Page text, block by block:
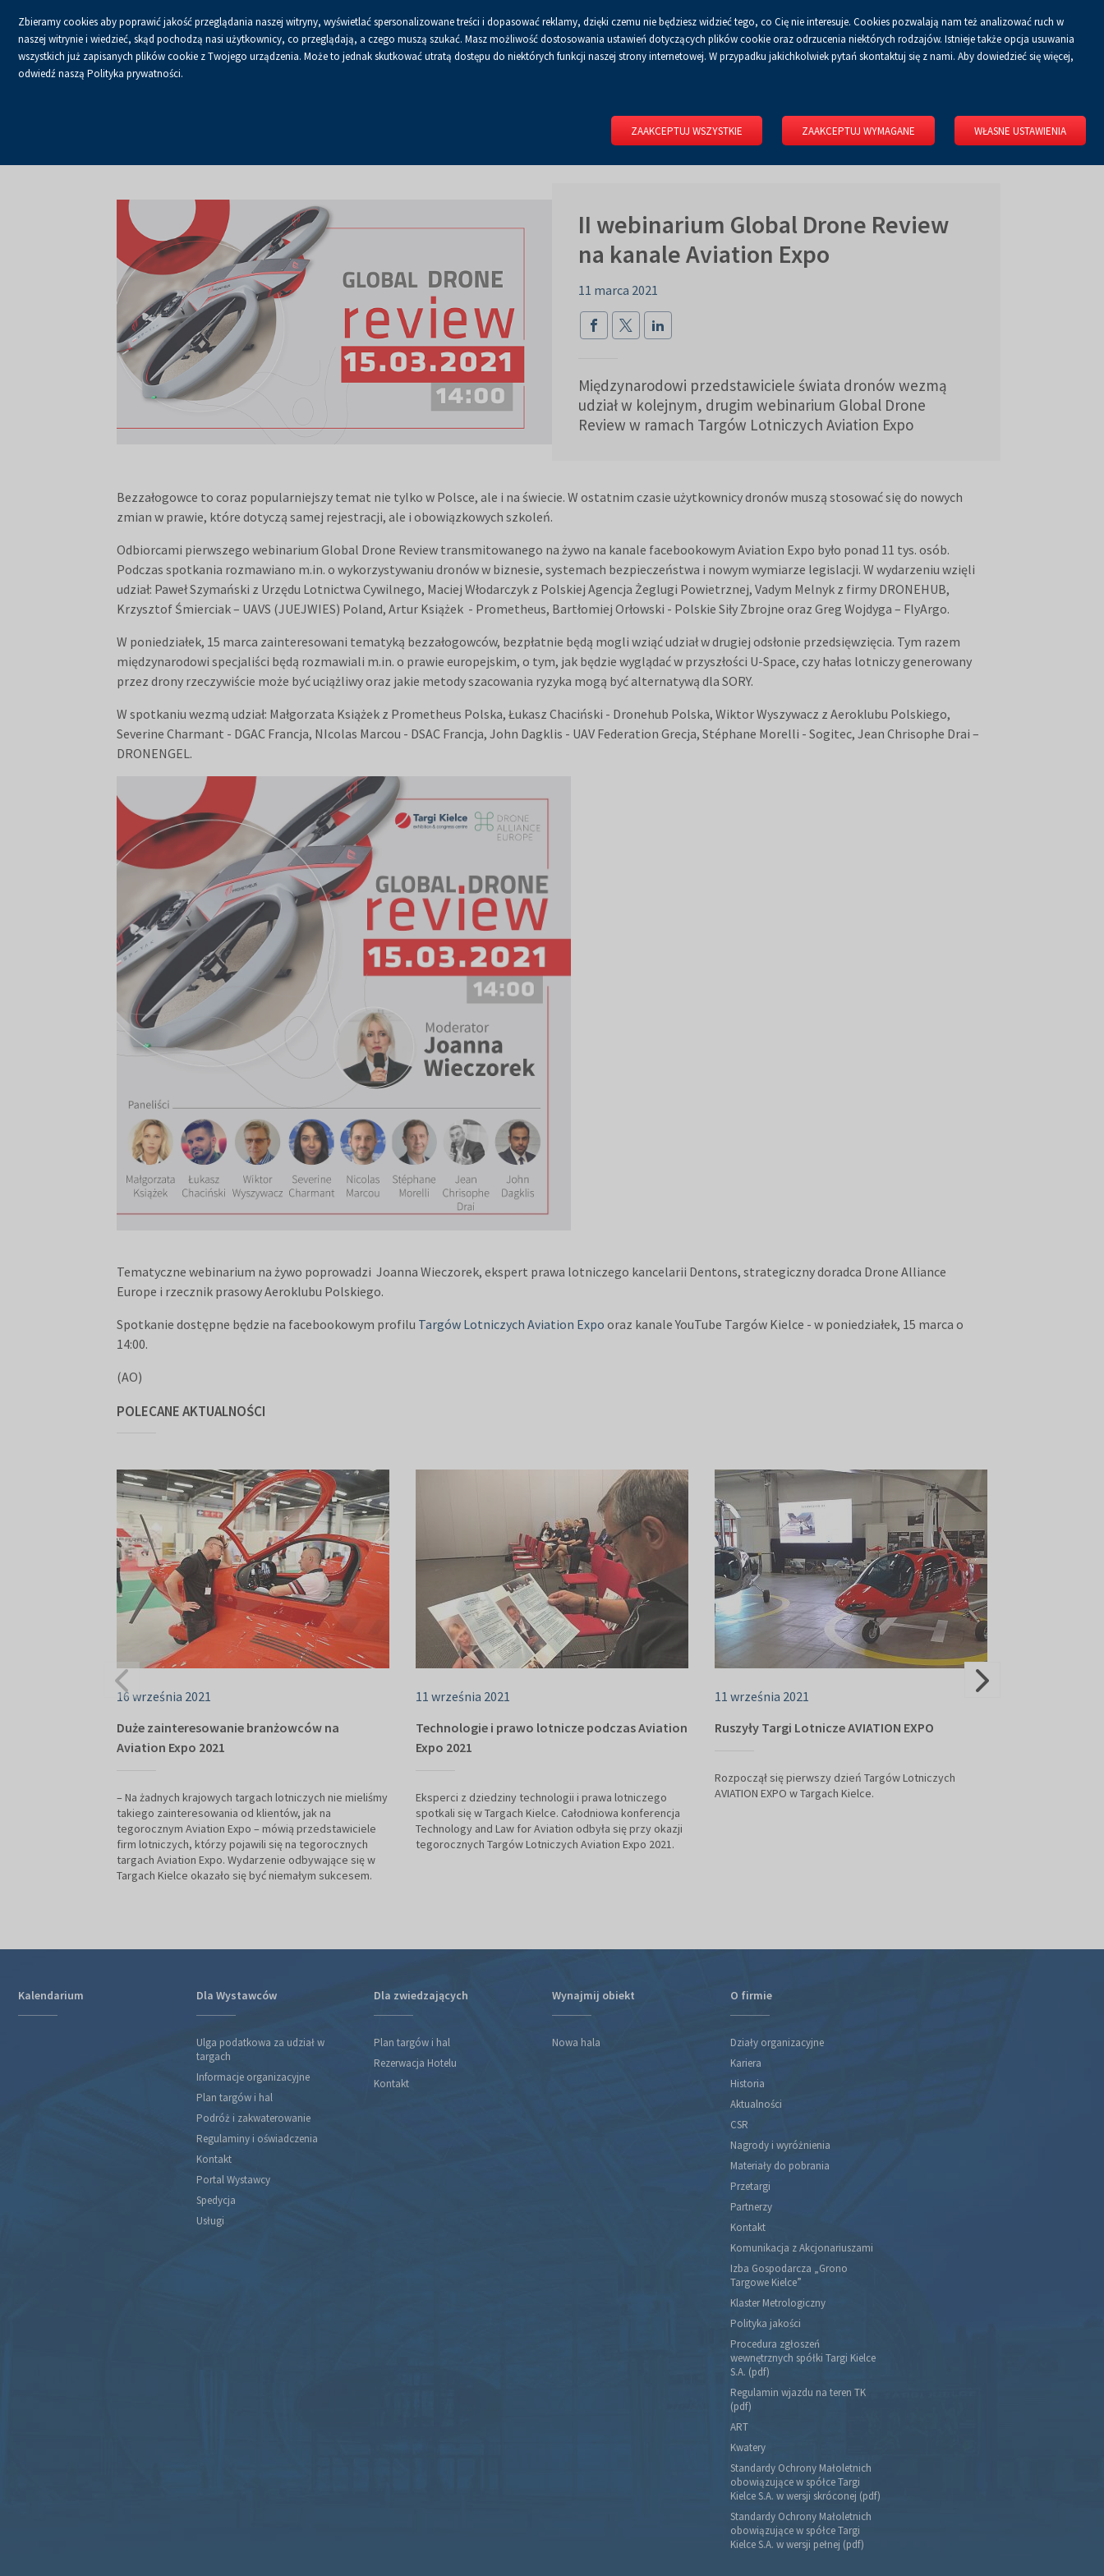
ACzcionka
domyślna
A+ Czcionka
powiększona
A++Czcionka
największa
A
Włącz
tryb
Włącz
wersję
RSS Dla mediów BIP Polityka prywatności ZALOGUJ SIĘ 0.00 zł Koszyk
II webinarium Global Drone Review
na kanale Aviation Expo
11 marca 2021
Międzynarodowi przedstawiciele świata dronów wezmą
udział w kolejnym, drugim webinarium Global Drone
Review w ramach Targów Lotniczych Aviation Expo
Bezzałogowce to coraz popularniejszy temat nie tylko w Polsce, ale i na świecie. W ostatnim czasie użytkownicy dronów muszą stosować się do nowych
zmian w prawie, które dotyczą samej rejestracji, ale i obowiązkowych szkoleń.
Odbiorcami pierwszego webinarium Global Drone Review transmitowanego na żywo na kanale facebookowym Aviation Expo było ponad 11 tys. osób.
Podczas spotkania rozmawiano m.in. o wykorzystywaniu dronów w biznesie, systemach bezpieczeństwa i nowym wymiarze legislacji. W wydarzeniu wzięli
udział: Paweł Szymański z Urzędu Lotnictwa Cywilnego, Maciej Włodarczyk z Polskiej Agencja Żeglugi Powietrznej, Vadym Melnyk z firmy DRONEHUB,
Krzysztof Śmierciak – UAVS (JUEJWIES) Poland, Artur Książek - Prometheus, Bartłomiej Orłowski - Polskie Siły Zbrojne oraz Greg Wojdyga – FlyArgo.
W poniedziałek, 15 marca zainteresowani tematyką bezzałogowców, bezpłatnie będą mogli wziąć udział w drugiej odsłonie przedsięwzięcia. Tym razem
międzynarodowi specjaliści będą rozmawiali m.in. o prawie europejskim, o tym, jak będzie wyglądać w przyszłości U-Space, czy hałas lotniczy generowany
przez drony rzeczywiście może być uciążliwy oraz jakie metody szacowania ryzyka mogą być alternatywą dla SORY.
W spotkaniu wezmą udział: Małgorzata Książek z Prometheus Polska, Łukasz Chaciński - Dronehub Polska, Wiktor Wyszywacz z Aeroklubu Polskiego,
Severine Charmant - DGAC Francja, NIcolas Marcou - DSAC Francja, John Dagklis - UAV Federation Grecja, Stéphane Morelli - Sogitec, Jean Chrisophe Drai –
DRONENGEL.
Tematyczne webinarium na żywo poprowadzi Joanna Wieczorek, ekspert prawa lotniczego kancelarii Dentons, strategiczny doradca Drone Alliance
Europe i rzecznik prasowy Aeroklubu Polskiego.
Spotkanie dostępne będzie na facebookowym profilu Targów Lotniczych Aviation Expo oraz kanale YouTube Targów Kielce - w poniedziałek, 15 marca o
14:00.
(AO)
POLECANE AKTUALNOŚCI
16 września 2021
Duże zainteresowanie branżowców na
Aviation Expo 2021
– Na żadnych krajowych targach lotniczych nie mieliśmy
takiego zainteresowania od klientów, jak na
tegorocznym Aviation Expo – mówią przedstawiciele
firm lotniczych, którzy pojawili się na tegorocznych
targach Aviation Expo. Wydarzenie odbywające się w
Targach Kielce okazało się być niemałym sukcesem.
11 września 2021
Technologie i prawo lotnicze podczas Aviation
Expo 2021
Eksperci z dziedziny technologii i prawa lotniczego
spotkali się w Targach Kielce. Całodniowa konferencja
Technology and Law for Aviation odbyła się przy okazji
tegorocznych Targów Lotniczych Aviation Expo 2021.
11 września 2021
Ruszyły Targi Lotnicze AVIATION EXPO
Rozpoczął się pierwszy dzień Targów Lotniczych
AVIATION EXPO w Targach Kielce.
Kalendarium Dla Wystawców
Ulga podatkowa za udział w
targach
Informacje organizacyjne
Plan targów i hal
Podróż i zakwaterowanie
Regulaminy i oświadczenia
Kontakt
Portal Wystawcy
Spedycja
Usługi
Dla zwiedzających
Plan targów i hal
Rezerwacja Hotelu
Kontakt
Wynajmij obiekt
Nowa hala
O firmie
Działy organizacyjne
Kariera
Historia
Aktualności
CSR
Nagrody i wyróżnienia
Materiały do pobrania
Przetargi
Partnerzy
Kontakt
Komunikacja z Akcjonariuszami
Izba Gospodarcza „Grono
Targowe Kielce”
Klaster Metrologiczny
Polityka jakości
Procedura zgłoszeń
wewnętrznych spółki Targi Kielce
S.A. (pdf)
Regulamin wjazdu na teren TK
(pdf)
ART
Kwatery
Standardy Ochrony Małoletnich
obowiązujące w spółce Targi
Kielce S.A. w wersji skróconej (pdf)
Standardy Ochrony Małoletnich
obowiązujące w spółce Targi
Kielce S.A. w wersji pełnej (pdf)
Zbieramy cookies aby poprawić jakość przeglądania naszej witryny, wyświetlać spersonalizowane treści i dopasować reklamy, dzięki czemu nie będziesz widzieć tego, co Cię nie interesuje. Cookies pozwalają nam też analizować ruch w
naszej witrynie i wiedzieć, skąd pochodzą nasi użytkownicy, co przeglądają, a czego muszą szukać. Masz możliwość dostosowania ustawień dotyczących plików cookie oraz odrzucenia niektórych rodzajów. Istnieje także opcja usuwania
wszystkich już zapisanych plików cookie z Twojego urządzenia. Może to jednak skutkować utratą dostępu do niektórych funkcji naszej strony internetowej. W przypadku jakichkolwiek pytań skontaktuj się z nami. Aby dowiedzieć się więcej,
odwiedź naszą Polityka prywatności.
ZAAKCEPTUJ WSZYSTKIE ZAAKCEPTUJ WYMAGANE WŁASNE USTAWIENIA